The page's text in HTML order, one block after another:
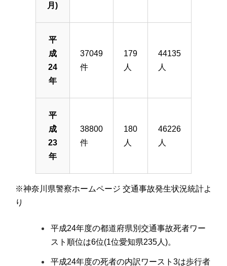
月)
平
成
24
年
37049
件
179
人
44135
人
平
成
23
年
38800
件
180
人
46226
人
※神奈川県警察ホームページ 交通事故発生状況統計よ
り
平成24年度の都道府県別交通事故死者ワー
スト順位は6位(1位愛知県235人)。
平成24年度の死者の内訳ワースト3は歩行者